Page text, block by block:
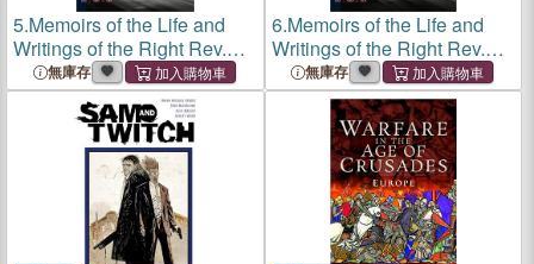
5.Memoirs of the Life and
Writings of the Right Rev.
Brian Walton, D.D., Lord
Bishop of Chester...With
Notices of His Coadjutors in
That Illustrious Wor
無庫存
6.Memoirs of the Life and
Writings of the Right Rev.
Brian Walton, D.D., Lord
Bishop of Chester...With
Notices of His Coadjutors in
That Illustrious Wor
無庫存